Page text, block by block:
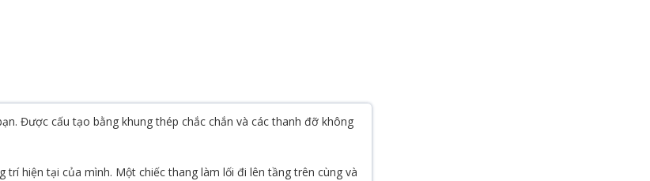
Được cấu tạo bằng khung thép chắc chắn và các thanh đỡ không
hiện tại của mình. Một chiếc thang làm lối đi lên tầng trên cùng và